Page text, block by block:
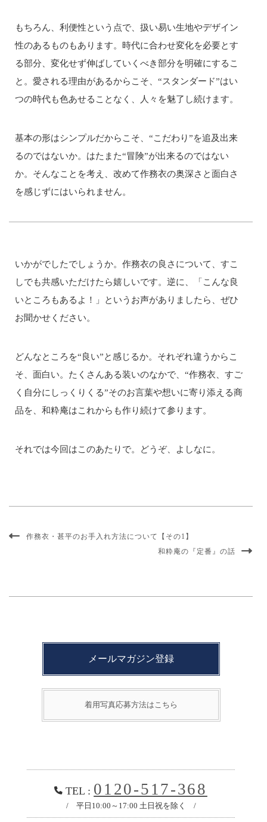
もちろん、利便性という点で、扱い易い生地やデザイン
性のあるものもあります。時代に合わせ変化を必要とす
る部分、変化せず伸ばしていくべき部分を明確にするこ
と。愛される理由があるからこそ、“スタンダード”はい
つの時代も色あせることなく、人々を魅了し続けます。
基本の形はシンプルだからこそ、“こだわり”を追及出来
るのではないか。はたまた“冒険”が出来るのではない
か。そんなことを考え、改めて作務衣の奥深さと面白さ
を感じずにはいられません。
いかがでしたでしょうか。作務衣の良さについて、すこ
しでも共感いただけたら嬉しいです。逆に、「こんな良
いところもあるよ！」というお声がありましたら、ぜひ
お聞かせください。
どんなところを“良い”と感じるか。それぞれ違うからこ
そ、面白い。たくさんある装いのなかで、“作務衣、すご
く自分にしっくりくる”そのお言葉や想いに寄り添える商
品を、和粋庵はこれからも作り続けて参ります。
それでは今回はこのあたりで。どうぞ、よしなに。
作務衣・甚平のお手入れ方法について【その1】
和粋庵の『定番』の話
メールマガジン登録
着用写真応募方法はこちら
TEL : 0120-517-368
/ 平日10:00～17:00 土日祝を除く /